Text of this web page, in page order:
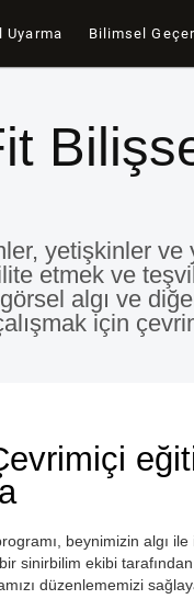
Uyarma Bilimsel
yetişkinler ve
etmek ve
algı ve
için
beynimizin algı
sinirbilim ekibi
düzenlememizi